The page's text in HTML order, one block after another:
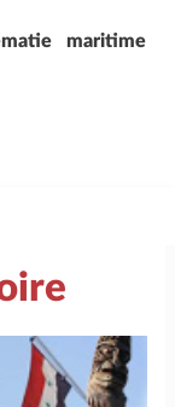
maritime